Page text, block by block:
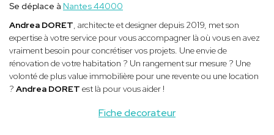
Fiche decorateur
Se déplace à Nantes 44000
Andrea DORET, architecte et designer depuis 2019, met son
expertise à votre service pour vous accompagner là où vous en avez
vraiment besoin pour concrétiser vos projets. Une envie de
rénovation de votre habitation ? Un rangement sur mesure ? Une
volonté de plus value immobilière pour une revente ou une location
? Andrea DORET est là pour vous aider !